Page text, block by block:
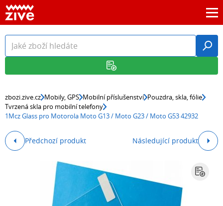
zbozi.zive.cz Mobily, GPS Mobilní příslušenství Pouzdra, skla, fólie
Tvrzená skla pro mobilní telefony
1Mcz Glass pro Motorola Moto G13 / Moto G23 / Moto G53 42932
Předchozí produkt Následující produkt